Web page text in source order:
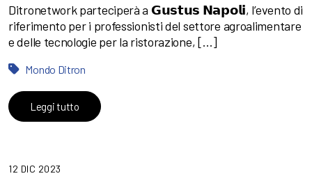
Ditronetwork parteciperà a 𝗚𝘂𝘀𝘁𝘂𝘀 𝗡𝗮𝗽𝗼𝗹𝗶, l’evento di
riferimento per i professionisti del settore agroalimentare
e delle tecnologie per la ristorazione, […]
Leggi tutto
Mondo Ditron
12 DIC 2023